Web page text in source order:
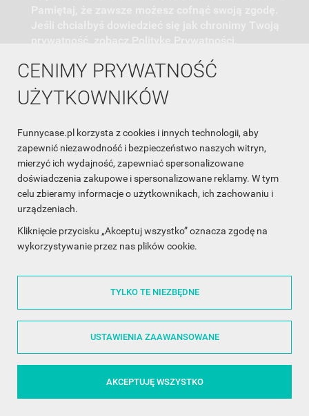
CENIMY PRYWATNOŚĆ
UŻYTKOWNIKÓW
Funnycase.pl korzysta z cookies i innych technologii, aby
zapewnić niezawodność i bezpieczeństwo naszych witryn,
mierzyć ich wydajność, zapewniać spersonalizowane
doświadczenia zakupowe i spersonalizowane reklamy. W tym
celu zbieramy informacje o użytkownikach, ich zachowaniu i
urządzeniach.
Kliknięcie przycisku „Akceptuj wszystko” oznacza zgodę na
wykorzystywanie przez nas plików cookie.
TYLKO TE NIEZBĘDNE
USTAWIENIA ZAAWANSOWANE
AKCEPTUJĘ WSZYSTKO
INFORMACJA O SKLEPIE
INFORMACJE
OBSŁUGA KLIENTA
WSPÓŁPRACA
ŚLEDŹ NAS NA FACEBOOKU
Made with❤in Poland